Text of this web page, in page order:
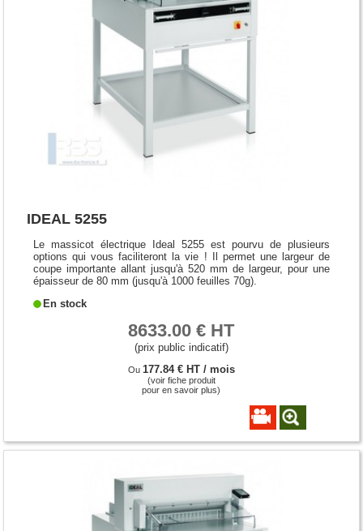
IDEAL 5255
Le massicot électrique Ideal 5255 est pourvu de plusieurs
options qui vous faciliteront la vie ! Il permet une largeur de
coupe importante allant jusqu'à 520 mm de largeur, pour une
épaisseur de 80 mm (jusqu'à 1000 feuilles 70g).
En stock
8633.00 € HT
(prix public indicatif)
Ou 177.84 € HT / mois
(voir fiche produit
pour en savoir plus)